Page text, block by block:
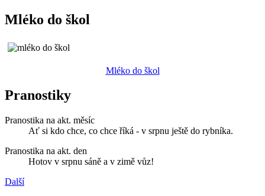
Mléko do škol
Mléko do škol
Pranostiky
Pranostika na akt. měsíc
Ať si kdo chce, co chce říká - v srpnu ještě do rybníka.
Pranostika na akt. den
Hotov v srpnu sáně a v zimě vůz!
Další